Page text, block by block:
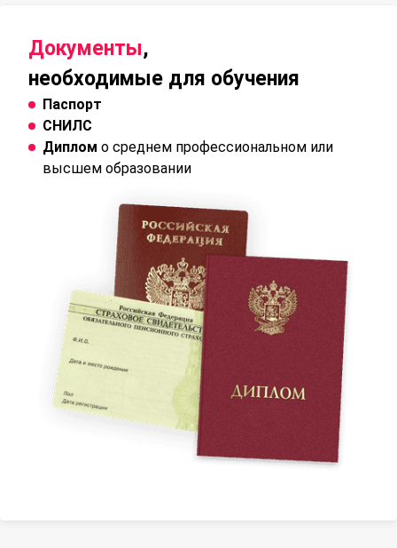
Документы,
необходимые для обучения
Паспорт
СНИЛС
Диплом о среднем профессиональном или
высшем образовании